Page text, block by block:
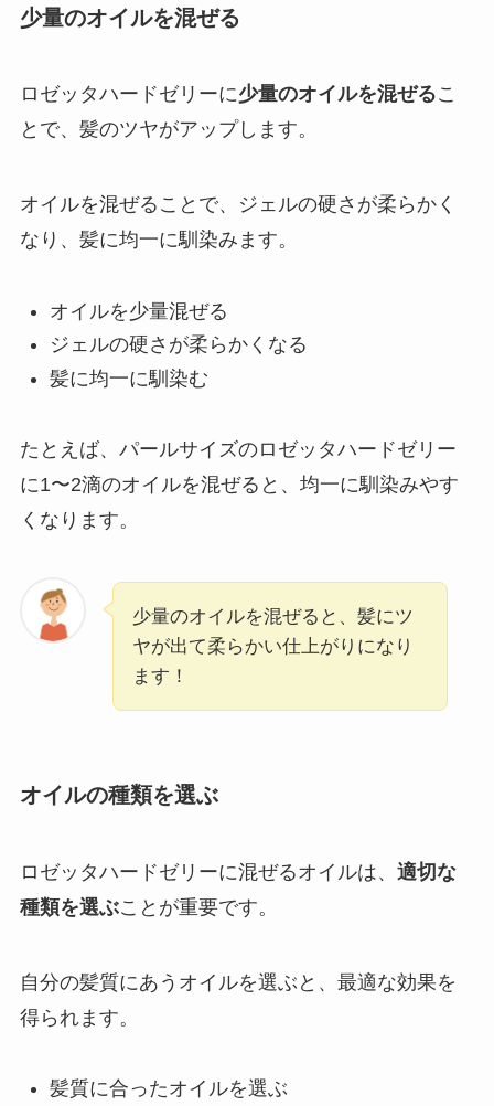
少量のオイルを混ぜる
ロゼッタハードゼリーに少量のオイルを混ぜるこ
とで、髪のツヤがアップします。
オイルを混ぜることで、ジェルの硬さが柔らかく
なり、髪に均一に馴染みます。
オイルを少量混ぜる
ジェルの硬さが柔らかくなる
髪に均一に馴染む
たとえば、パールサイズのロゼッタハードゼリー
に1〜2滴のオイルを混ぜると、均一に馴染みやす
くなります。
少量のオイルを混ぜると、髪にツ
ヤが出て柔らかい仕上がりになり
ます！
オイルの種類を選ぶ
ロゼッタハードゼリーに混ぜるオイルは、 適切な
種類を選ぶことが重要です。
自分の髪質にあうオイルを選ぶと、最適な効果を
得られます。
髪質に合ったオイルを選ぶ